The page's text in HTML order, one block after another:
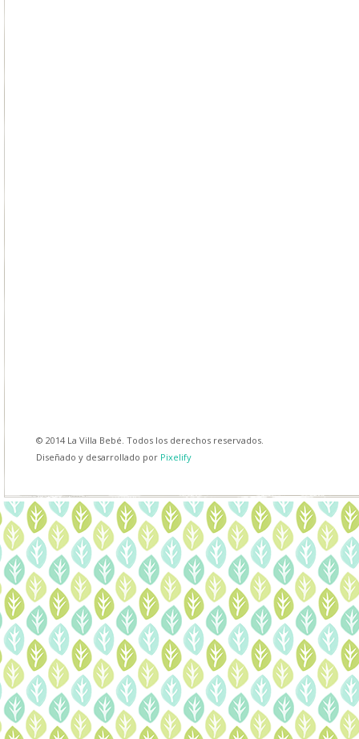
© 2014 La Villa Bebé. Todos los derechos reservados.
Diseñado y desarrollado por Pixelify